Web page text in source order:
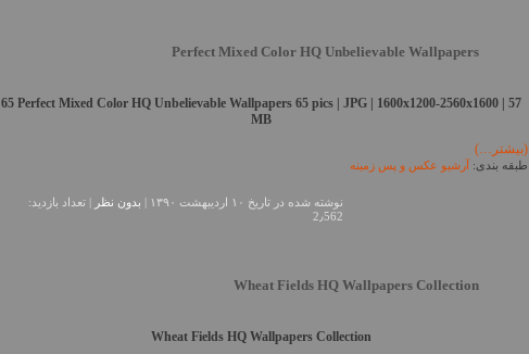
Perfect Mixed Color HQ Unbelievable Wallpapers
65 Perfect Mixed Color HQ Unbelievable Wallpapers 65 pics | JPG | 1600x1200-2560x1600 | 57
MB
(بیشتر…)
طبقه بندی: آرشیو عکس و پس زمینه
نوشته شده در تاريخ ۱۰ اردیبهشت ۱۳۹۰ | بدون نظر
| تعداد بازدید:
2٫562
Wheat Fields HQ Wallpapers Collection
Wheat Fields HQ Wallpapers Collection